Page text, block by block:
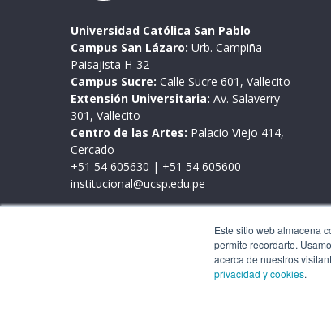
Este sitio web almacena
permite recordarte.
acerca de nuestros
privacidad y cookies.
Universidad Católica San Pablo
Campus San Lázaro: Urb. Campiña
Paisajista H-32
Campus Sucre: Calle Sucre 601, Vallecito
Extensión Universitaria: Av. Salaverry
301, Vallecito
Centro de las Artes: Palacio Viejo 414,
Cercado
+51 54 605630 | +51 54 605600
institucional@ucsp.edu.pe
Lunes a viernes de 9:00 a 17:00 horas
Este sitio web almacena cookies en tu
interacción con nuestro sitio web y nos